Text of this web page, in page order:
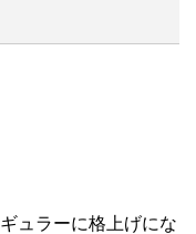
ュラーに格上げにな